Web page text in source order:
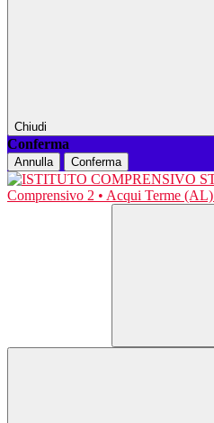
Chiudi
Conferma
Annulla Conferma
Comprensivo 2 • Acqui Terme (AL)